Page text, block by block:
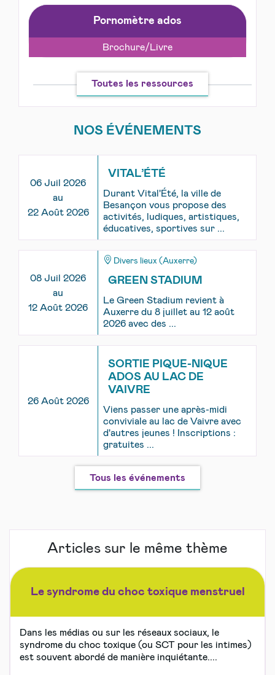
Pornomètre ados
Brochure/Livre
Toutes les ressources
NOS ÉVÉNEMENTS
06 Juil 2026
au
22 Août 2026
VITAL’ÉTÉ
Durant Vital'Été, la ville de
Besançon vous propose des
activités, ludiques, artistiques,
éducatives, sportives sur ...
08 Juil 2026
au
12 Août 2026
Divers lieux (Auxerre)
GREEN STADIUM
Le Green Stadium revient à
Auxerre du 8 juillet au 12 août
2026 avec des ...
26 Août 2026
SORTIE PIQUE-NIQUE
ADOS AU LAC DE
VAIVRE
Viens passer une après-midi
conviviale au lac de Vaivre avec
d'autres jeunes ! Inscriptions :
gratuites ...
Tous les événements
Articles sur le même thème
Le syndrome du choc toxique menstruel
Dans les médias ou sur les réseaux sociaux, le
syndrome du choc toxique (ou SCT pour les intimes)
est souvent abordé de manière inquiétante....